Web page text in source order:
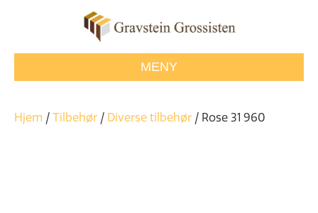
MENY
Hjem / Tilbehør / Diverse tilbehør / Rose 31 960